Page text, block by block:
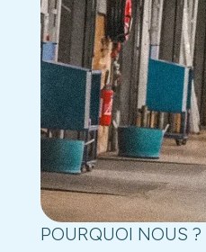
POURQUOI NOUS ?